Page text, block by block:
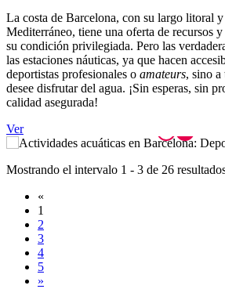
La costa de Barcelona, con su largo litoral
Mediterráneo, tiene una oferta de recursos
su condición privilegiada. Pero las
las estaciones náuticas, ya que hacen
deportistas profesionales o amateurs, sino a
desee disfrutar del agua. ¡Sin esperas, sin
calidad asegurada!
Ver
Mostrando el intervalo 1 - 3 de 26
«
1
2
3
4
5
»